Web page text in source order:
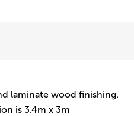
laminate wood finishing.
is 3.4m x 3m